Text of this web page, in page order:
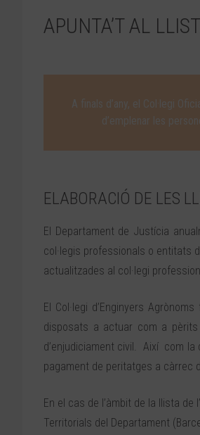
APUNTA’T AL
A finals d’any, el Col·legi
d’emplenar les
ELABORACIÓ DE LES
El Departament de Justícia
col·legis professionals o entitats
actualitzades al col·legi
El Col·legi d’Enginyers
disposats a actuar com a
d’enjudiciament civil. Així com
pagament de peritatges a càrrec
En el cas de l’àmbit de la llista
Territorials del Departament